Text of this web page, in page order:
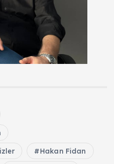
Hakan Fidan